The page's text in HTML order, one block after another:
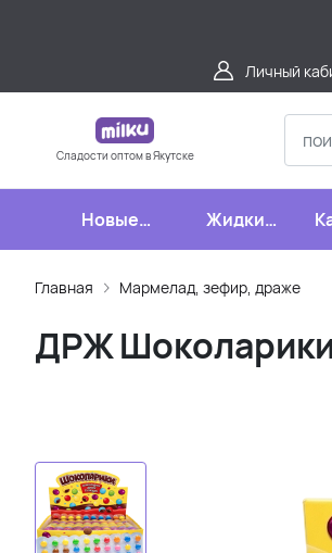
Личный
Сладости оптом в Якутске
Новые
поступления
Жидкие
конфеты
Главная Мармелад, зефир, драже
ДРЖ